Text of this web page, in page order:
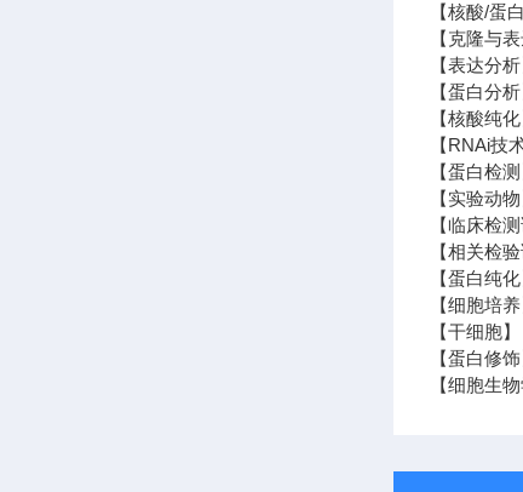
【核酸/蛋
【克隆与
【表达分
【蛋白分
【核酸纯
【RNAi技
【蛋白检
【实验动
【临床检
【相关检
【蛋白纯
【细胞培
【干细胞
【蛋白修
【细胞生